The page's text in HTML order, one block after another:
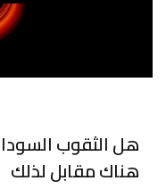
هل الثقوب
هناك مقابل لذلك